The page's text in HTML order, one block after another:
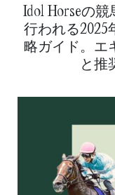
Idol Horseの
行われる2025
略ガイド。エ
と推